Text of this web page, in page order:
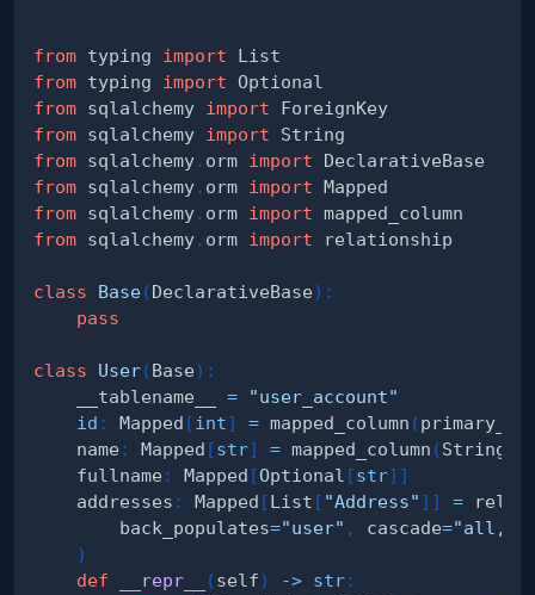
from typing import
from typing import
from sqlalchemy import
from sqlalchemy import
from sqlalchemy. orm import
from sqlalchemy. orm import
from sqlalchemy. orm import
from sqlalchemy. orm import
class Base(DeclarativeBase) :
pass
class User(Base) :
    __tablename__
=
"user_account"
id : Mapped [int] = mapped_column (
    name
: Mapped [str] = mapped_column (String
    fullname
: Mapped [Optional [str] ]
    addresses
: Mapped [List [ "Address" ] ] =
        back_populates
="user" , cascade="all,
)
def
__repr__ (self) -> str: